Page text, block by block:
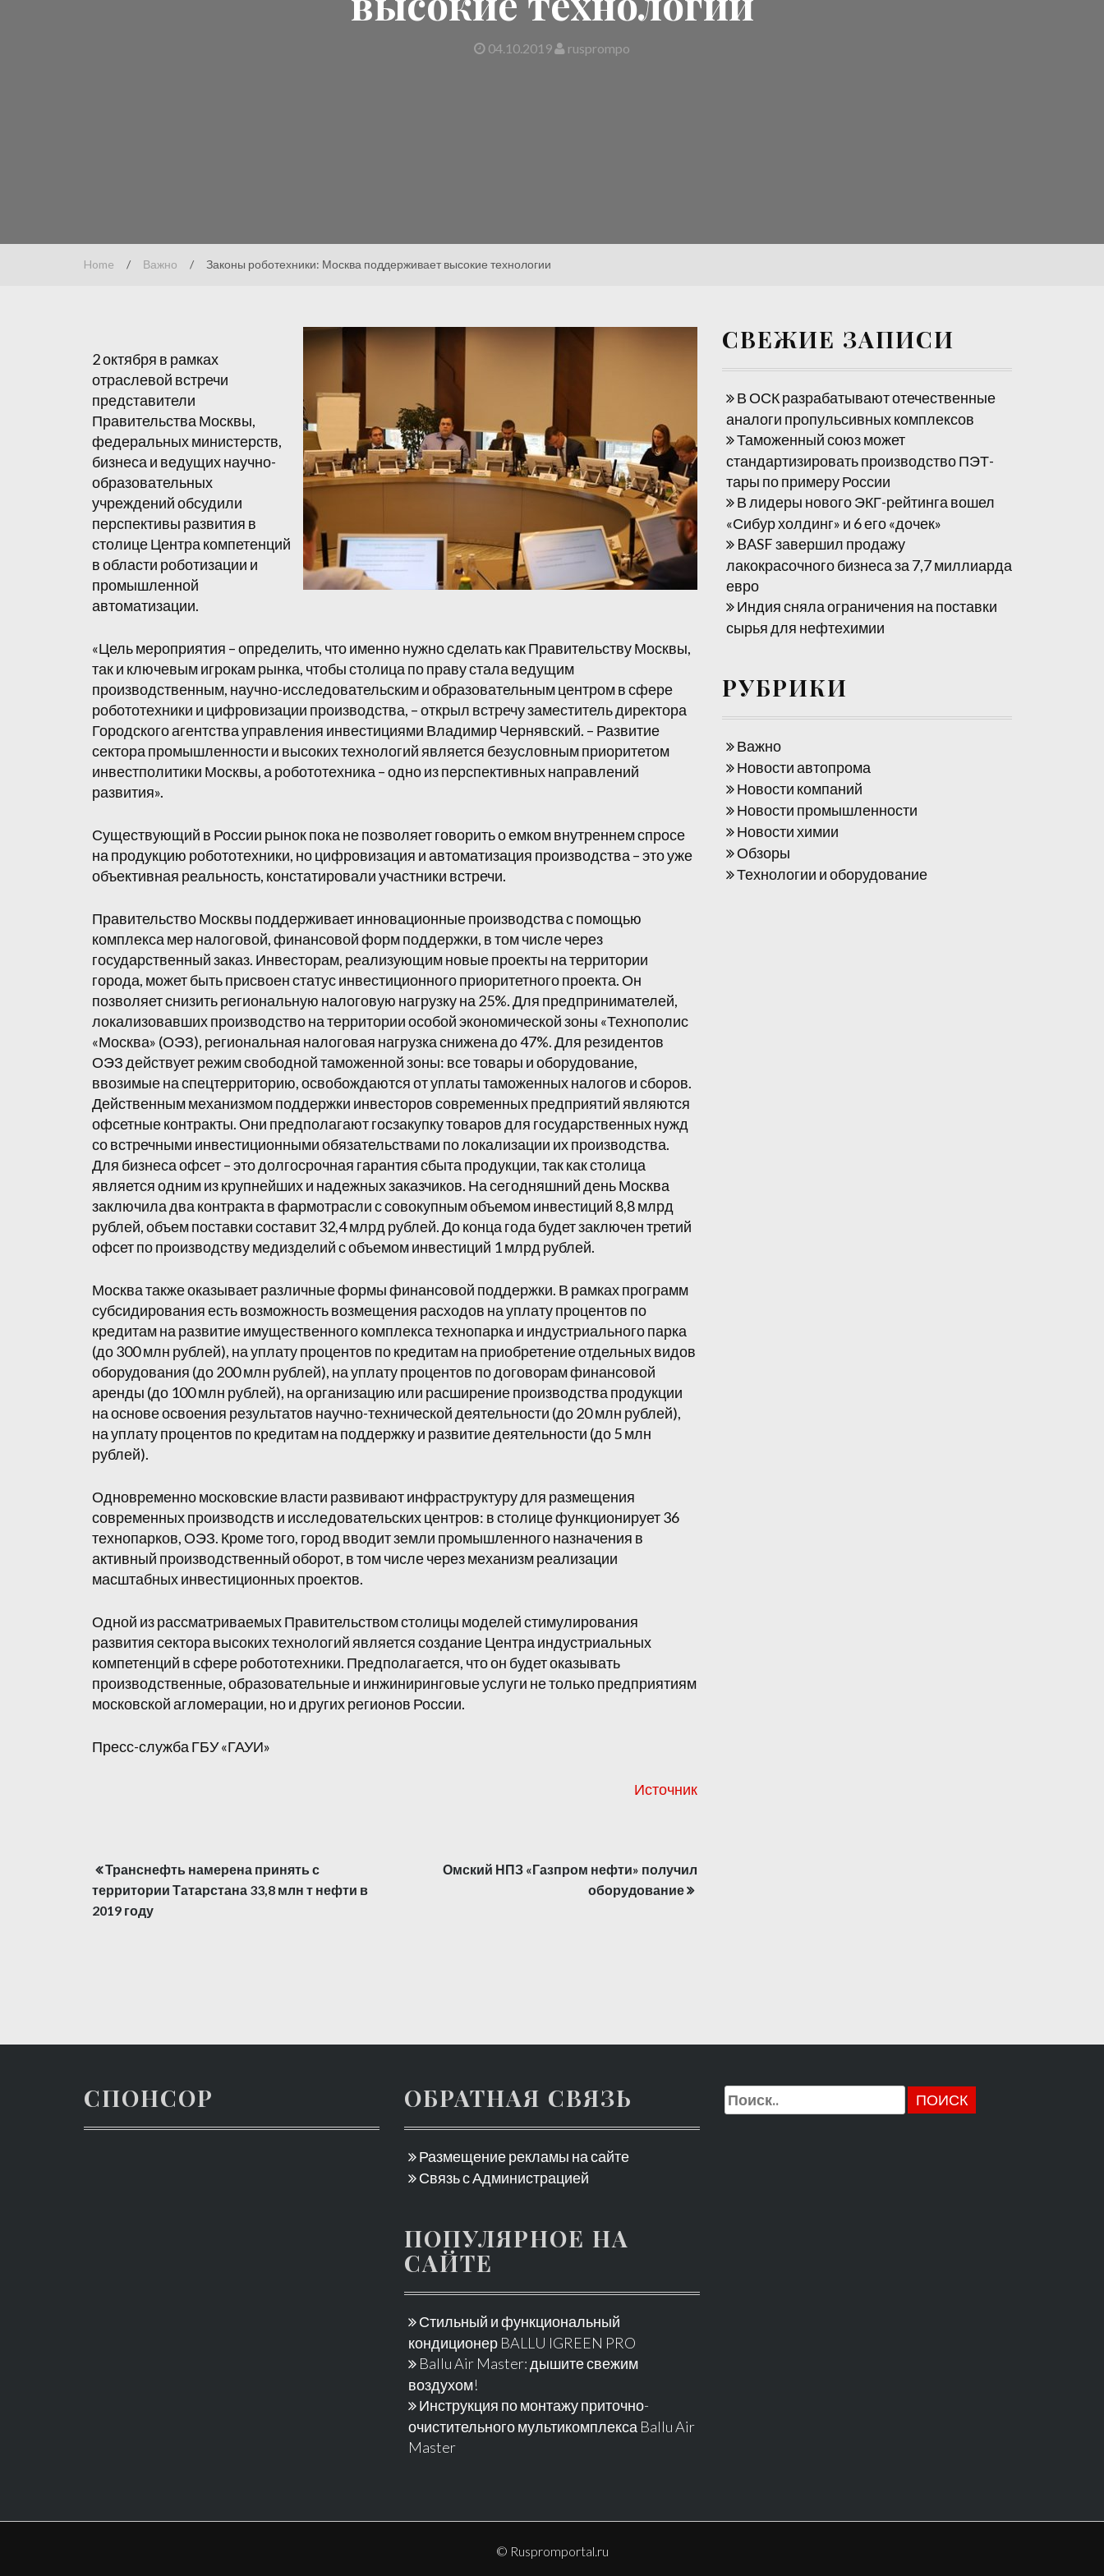
04.10.2019 rusprompo
Home / Важно / Законы роботехники: Москва поддерживает высокие технологии
2 октября в рамках
отраслевой встречи
представители
Правительства Москвы,
федеральных министерств,
бизнеса и ведущих научно-
образовательных
учреждений обсудили
перспективы развития в
столице Центра компетенций
в области роботизации и
промышленной
автоматизации.
«Цель мероприятия – определить, что именно нужно сделать как Правительству Москвы,
так и ключевым игрокам рынка, чтобы столица по праву стала ведущим
производственным, научно-исследовательским и образовательным центром в сфере
робототехники и цифровизации производства, – открыл встречу заместитель директора
Городского агентства управления инвестициями Владимир Чернявский. – Развитие
сектора промышленности и высоких технологий является безусловным приоритетом
инвестполитики Москвы, а робототехника – одно из перспективных направлений
развития».
Существующий в России рынок пока не позволяет говорить о емком внутреннем спросе
на продукцию робототехники, но цифровизация и автоматизация производства – это уже
объективная реальность, констатировали участники встречи.
Правительство Москвы поддерживает инновационные производства с помощью
комплекса мер налоговой, финансовой форм поддержки, в том числе через
государственный заказ. Инвесторам, реализующим новые проекты на территории
города, может быть присвоен статус инвестиционного приоритетного проекта. Он
позволяет снизить региональную налоговую нагрузку на 25%. Для предпринимателей,
локализовавших производство на территории особой экономической зоны «Технополис
«Москва» (ОЭЗ), региональная налоговая нагрузка снижена до 47%. Для резидентов
ОЭЗ действует режим свободной таможенной зоны: все товары и оборудование,
ввозимые на спецтерриторию, освобождаются от уплаты таможенных налогов и сборов.
Действенным механизмом поддержки инвесторов современных предприятий являются
офсетные контракты. Они предполагают госзакупку товаров для государственных нужд
со встречными инвестиционными обязательствами по локализации их производства.
Для бизнеса офсет – это долгосрочная гарантия сбыта продукции, так как столица
является одним из крупнейших и надежных заказчиков. На сегодняшний день Москва
заключила два контракта в фармотрасли с совокупным объемом инвестиций 8,8 млрд
рублей, объем поставки составит 32,4 млрд рублей. До конца года будет заключен третий
офсет по производству медизделий с объемом инвестиций 1 млрд рублей.
Москва также оказывает различные формы финансовой поддержки. В рамках программ
субсидирования есть возможность возмещения расходов на уплату процентов по
кредитам на развитие имущественного комплекса технопарка и индустриального парка
(до 300 млн рублей), на уплату процентов по кредитам на приобретение отдельных видов
оборудования (до 200 млн рублей), на уплату процентов по договорам финансовой
аренды (до 100 млн рублей), на организацию или расширение производства продукции
на основе освоения результатов научно-технической деятельности (до 20 млн рублей),
на уплату процентов по кредитам на поддержку и развитие деятельности (до 5 млн
рублей).
Одновременно московские власти развивают инфраструктуру для размещения
современных производств и исследовательских центров: в столице функционирует 36
технопарков, ОЭЗ. Кроме того, город вводит земли промышленного назначения в
активный производственный оборот, в том числе через механизм реализации
масштабных инвестиционных проектов.
Одной из рассматриваемых Правительством столицы моделей стимулирования
развития сектора высоких технологий является создание Центра индустриальных
компетенций в сфере робототехники. Предполагается, что он будет оказывать
производственные, образовательные и инжиниринговые услуги не только предприятиям
московской агломерации, но и других регионов России.
Пресс-служба ГБУ «ГАУИ»
Источник
Навигация
по
Транснефть намерена принять с
территории Татарстана 33,8 млн т нефти в
2019 году
Омский НПЗ «Газпром нефти» получил
оборудование
СВЕЖИЕ ЗАПИСИ
В ОСК разрабатывают отечественные
аналоги пропульсивных комплексов
Таможенный союз может
стандартизировать производство ПЭТ-
тары по примеру России
В лидеры нового ЭКГ-рейтинга вошел
«Сибур холдинг» и 6 его «дочек»
BASF завершил продажу
лакокрасочного бизнеса за 7,7 миллиарда
евро
Индия сняла ограничения на поставки
сырья для нефтехимии
РУБРИКИ
Важно
Новости автопрома
Новости компаний
Новости промышленности
Новости химии
Обзоры
Технологии и оборудование
СПОНСОР ОБРАТНАЯ СВЯЗЬ
Размещение рекламы на сайте
Связь с Администрацией
ПОПУЛЯРНОЕ НА
САЙТЕ
Стильный и функциональный
кондиционер BALLU IGREEN PRO
Ballu Air Master: дышите свежим
воздухом!
Инструкция по монтажу приточно-
очистительного мультикомплекса Ballu Air
Master
© Ruspromportal.ru